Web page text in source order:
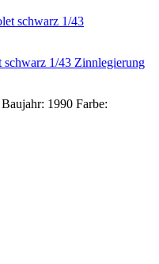
1/43 Zinnlegierung
1990 Farbe: